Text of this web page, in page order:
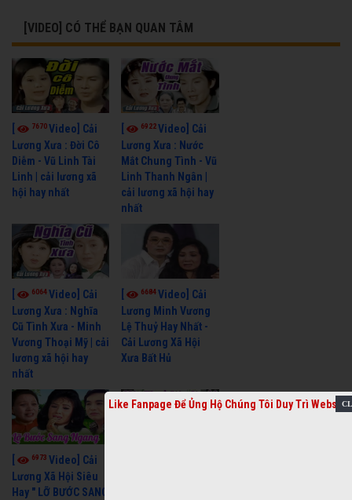
[VIDEO] CÓ THỂ BẠN QUAN TÂM
7670Video] Cải
Lương Xưa : Đời Cô
Diễm - Vũ Linh Tài
Linh | cải lương xã
hội hay nhất
6922Video] Cải
Lương Xưa : Nước
Mắt Chung Tình - Vũ
Linh Thanh Ngân |
cải lương xã hội hay
nhất
6064Video] Cải
Lương Xưa : Nghĩa
Cũ Tình Xưa - Minh
Vương Thoại Mỹ | cải
lương xã hội hay
nhất
6684Video] Cải
Lương Minh Vương
Lệ Thuỷ Hay Nhất -
Cải Lương Xã Hội
Xưa Bất Hủ
6973 Video] Cải
Lương Xã Hội Siêu
Hay " LỠ BƯỚC SANG
Like Fanpage Để Ủng Hộ Chúng Tôi Duy Trì Website